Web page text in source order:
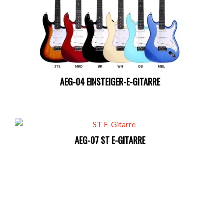
AEG-04 EINSTEIGER-E-GITARRE
AEG-07 ST E-GITARRE